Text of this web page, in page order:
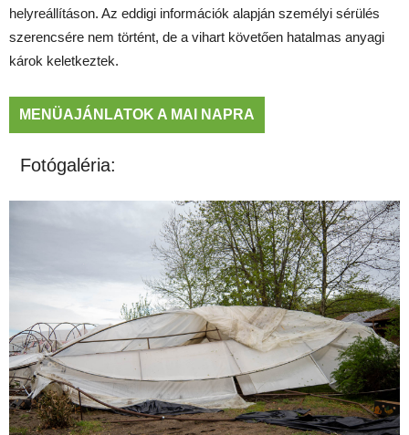
helyreállításon. Az eddigi információk alapján személyi sérülés
szerencsére nem történt, de a vihart követően hatalmas anyagi
károk keletkeztek.
MENÜAJÁNLATOK A MAI NAPRA
Fotógaléria: